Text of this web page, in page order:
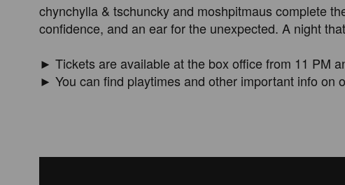
chynchylla & tschuncky and moshpitmaus complete
confidence, and an ear for the unexpected. A night
► Tickets are available at the box office from 11 PM
► You can find playtimes and other important info on